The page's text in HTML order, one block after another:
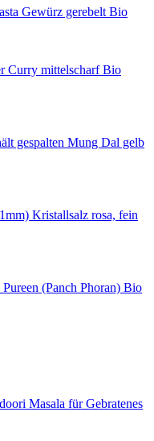
Gewürz gerebelt Bio
Curry mittelscharfBio
Mung Dal gelb
Kristallsalz rosa, fein
Pureen (Panch Phoran) Bio
Masala für Gebratenes